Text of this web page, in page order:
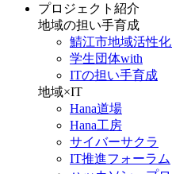
プロジェクト紹介
地域の担い手育成
鯖江市地域活性
学生団体with
ITの担い手育成
地域×IT
Hana道場
Hana工房
サイバーサクラ
IT推進フォーラム